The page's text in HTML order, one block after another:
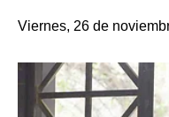
Viernes, 26 de